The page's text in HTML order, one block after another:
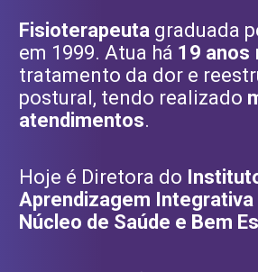
Fisioterapeuta graduada
em 1999. Atua há 19 anos
tratamento da dor e
postural, tendo realizado
atendimentos.
Hoje é Diretora do
Aprendizagem Integrativa
Núcleo de Saúde e Bem